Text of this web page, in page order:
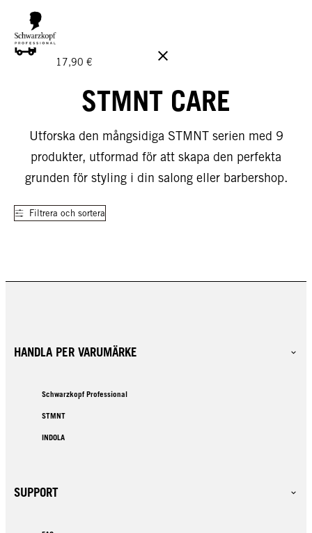
GRATIS LEVERANS PÅ BESTÄLLNINGAR ÖVER 160 €!
17,90 €
STMNT CARE
Utforska den mångsidiga STMNT serien med 9
produkter, utformad för att skapa den perfekta
grunden för styling i din salong eller barbershop.
Filtrera och sortera
HANDLA PER VARUMÄRKE
Schwarzkopf Professional
STMNT
INDOLA
SUPPORT